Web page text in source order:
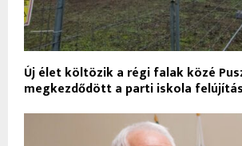
Új élet költözik a régi falak közé
megkezdődött a parti iskola